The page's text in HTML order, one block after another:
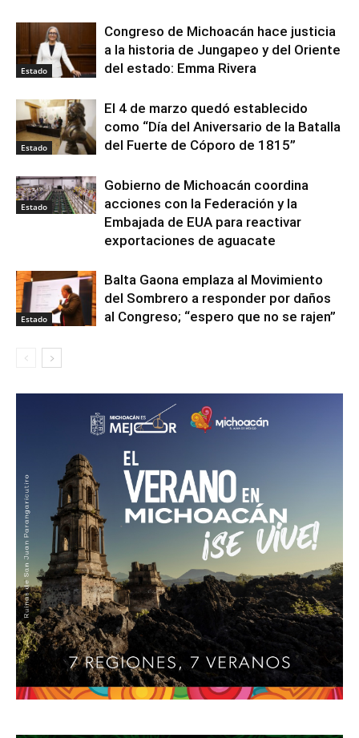
Estado
Congreso de Michoacán hace justicia
a la historia de Jungapeo y del Oriente
del estado: Emma Rivera
Estado
El 4 de marzo quedó establecido
como “Día del Aniversario de la Batalla
del Fuerte de Cóporo de 1815”
Estado
Gobierno de Michoacán coordina
acciones con la Federación y la
Embajada de EUA para reactivar
exportaciones de aguacate
Estado
Balta Gaona emplaza al Movimiento
del Sombrero a responder por daños
al Congreso; “espero que no se rajen”